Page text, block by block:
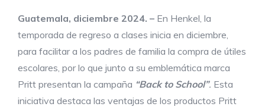
Guatemala, diciembre 2024. – En Henkel, la
temporada de regreso a clases inicia en diciembre,
para facilitar a los padres de familia la compra de útiles
escolares, por lo que junto a su emblemática marca
Pritt presentan la campaña “Back to School”. Esta
iniciativa destaca las ventajas de los productos Pritt